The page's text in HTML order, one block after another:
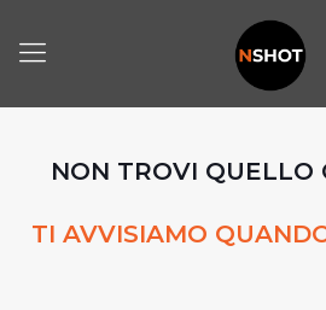
NON TROVI QUELLO
TI AVVISIAMO